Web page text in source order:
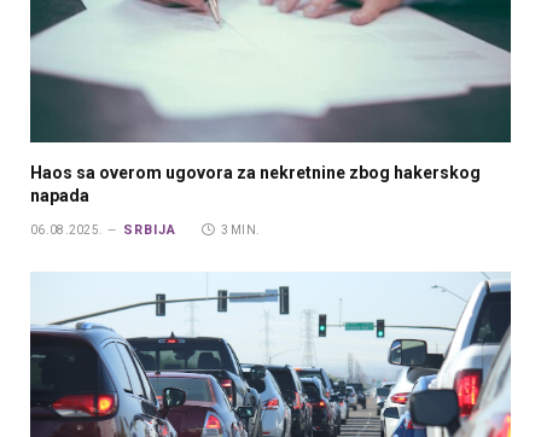
Haos sa overom ugovora za nekretnine zbog hakerskog
napada
06.08.2025. SRBIJA 3 MIN.